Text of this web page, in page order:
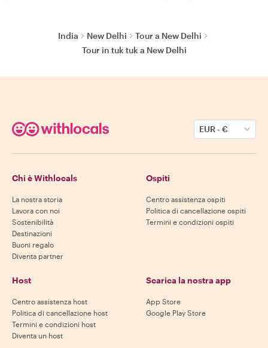
India New Delhi
Tour a New Delhi
Tour in tuk tuk a New Delhi
EUR-€
Chi è Withlocals
La nostra storia
Lavora con noi
Sostenibilità
Destinazioni
Buoni regalo
Diventa partner
Ospiti
Centro assistenza ospiti
Politica di cancellazione ospiti
Termini e condizioni ospiti
Host
Centro assistenza host
Politica di cancellazione host
Termini e condizioni host
Diventa un host
Scarica la nostra app
App Store
Google Play Store